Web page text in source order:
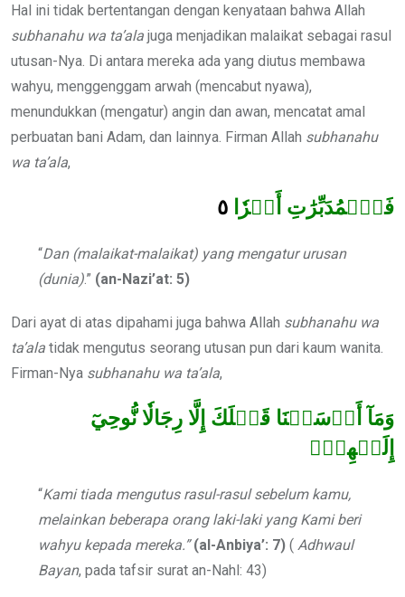
Hal ini tidak bertentangan dengan kenyataan bahwa Allah
subhanahu wa ta’ala juga menjadikan malaikat sebagai rasul
utusan-Nya. Di antara mereka ada yang diutus membawa
wahyu, menggenggam arwah (mencabut nyawa),
menundukkan (mengatur) angin dan awan, mencatat amal
perbuatan bani Adam, dan lainnya. Firman Allah subhanahu
wa ta’ala,
فَٱلۡمُدَبِّرَٰتِ أَمۡرٗا
“Dan (malaikat-malaikat) yang mengatur urusan
(dunia).” (an-Nazi’at: 5)
Dari ayat di atas dipahami juga bahwa Allah subhanahu wa
ta’ala tidak mengutus seorang utusan pun dari kaum wanita.
Firman-Nya subhanahu wa ta’ala,
وَمَآ أَرۡسَلۡنَا قَبۡلَكَ إِلَّا رِجَالٗا نُّوحِيٓ
إِلَيۡهِمۡۖ
“Kami tiada mengutus rasul-rasul sebelum kamu,
melainkan beberapa orang laki-laki yang Kami beri
wahyu kepada mereka.”(al-Anbiya’: 7) ( Adhwaul
Bayan, pada tafsir surat an-Nahl: 43)